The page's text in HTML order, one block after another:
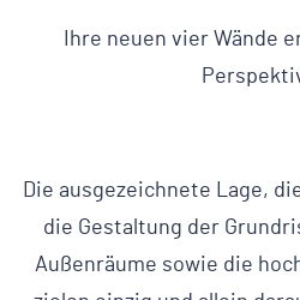
Ihre neuen vier Wände
Die ausgezeichnete Lage,
die Gestaltung der
Außenräume sowie die